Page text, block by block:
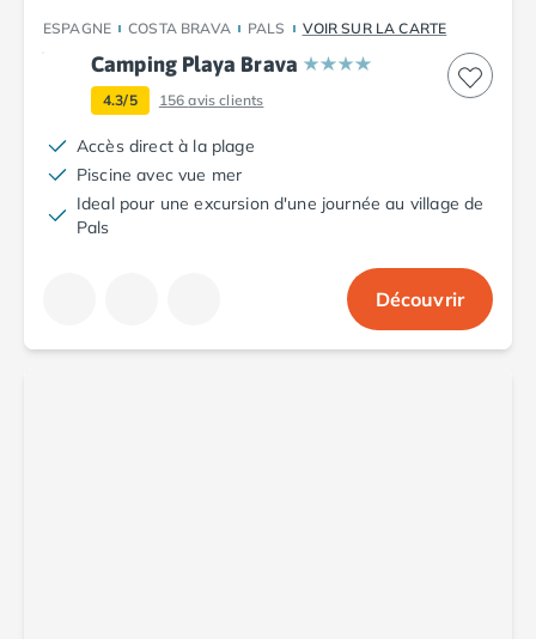
ESPAGNE COSTA BRAVA PALS VOIR SUR LA CARTE
Camping Playa Brava
4.3/5 156avis clients
Accès direct à la plage
Piscine avec vue mer
Ideal pour une excursion d'une journée au village de
Pals
Découvrir